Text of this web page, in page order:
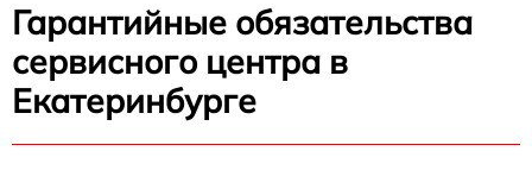
Гарантийные обязательства
сервисного центра в
Екатеринбурге